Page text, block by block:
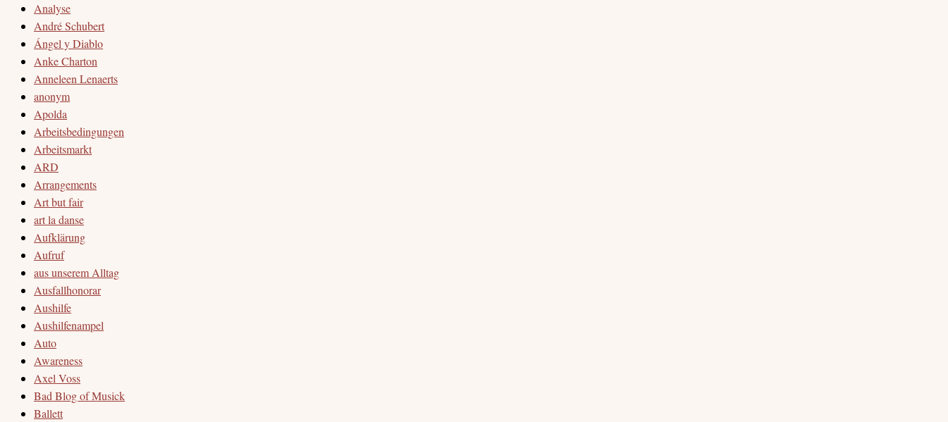
Analyse
André Schubert
Ángel y Diablo
Anke Charton
Anneleen Lenaerts
anonym
Apolda
Arbeitsbedingungen
Arbeitsmarkt
ARD
Arrangements
Art but fair
art la danse
Aufklärung
Aufruf
aus unserem Alltag
Ausfallhonorar
Aushilfe
Aushilfenampel
Auto
Awareness
Axel Voss
Bad Blog of Musick
Ballett